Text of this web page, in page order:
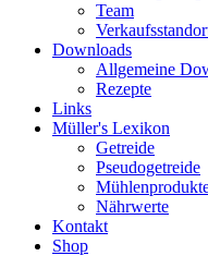
Team
Downloads
Allgemeine
Rezepte
Links
Müller's Lexikon
Getreide
Pseudogetreide
Nährwerte
Kontakt
Shop